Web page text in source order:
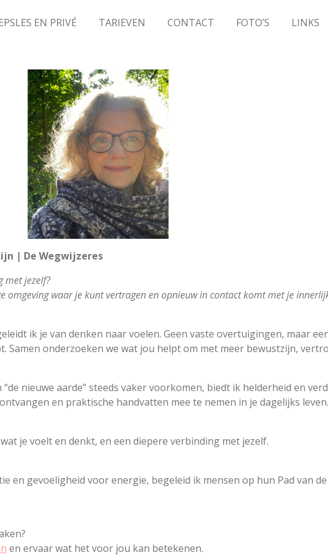
EN PRIVÉ TARIEVEN CONTACT FOTO’S LINKS
| De Wegwijzeres
met jezelf?
omgeving waar je kunt vertragen en opnieuw in contact komt met je
ik je van denken naar voelen. Geen vaste overtuigingen, maar
onderzoeken we wat jou helpt om met meer bewustzijn,
nieuwe aarde” steeds vaker voorkomen, biedt ik helderheid en
en praktische handvatten mee te nemen in je dagelijks leven.
je voelt en denkt, en een diepere verbinding met jezelf.
en gevoeligheid voor energie, begeleid ik mensen op hun Pad van
en ervaar wat het voor jou kan betekenen.